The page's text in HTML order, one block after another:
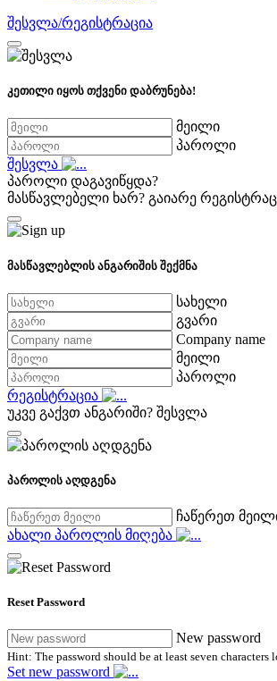
შესვლა/რეგისტრაცია
კეთილი იყოს თქვენი დაბრუნება!
მეილი
პაროლი
შესვლა
პაროლი დაგავიწყდა?
მასწავლებელი ხარ? გაიარე
მასწავლებლის ანგარიშის შექმნა
სახელი
გვარი
Company name
მეილი
პაროლი
რეგისტრაცია
უკვე გაქვთ ანგარიში? შესვლა
პაროლის აღდგენა
ჩაწერეთ
ახალი პაროლის მიღება
Reset Password
New password
Hint: The password should be at least seven
Set new password